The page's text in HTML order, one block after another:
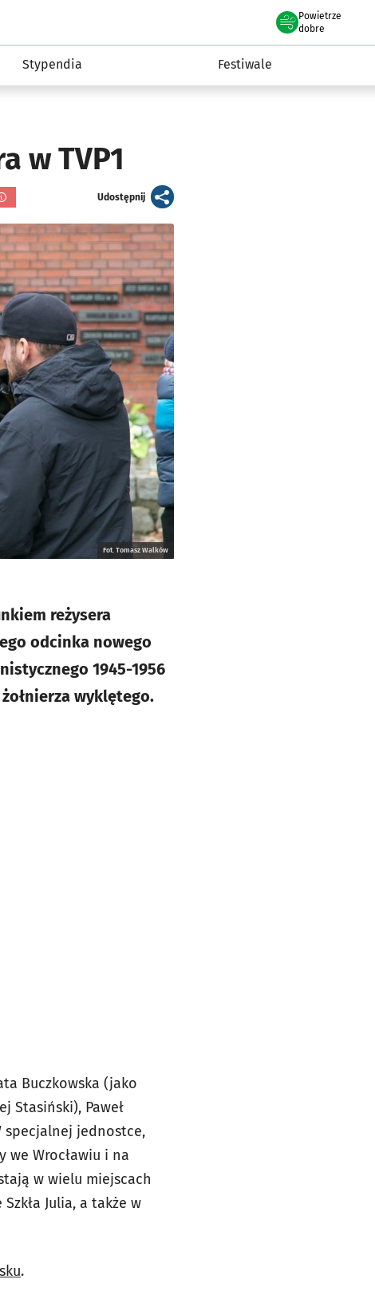
Kultura
Powietrze
we Wrocławiu
dobre
Stypendia Festiwale
w TVP1
Udostępnijartykuł
Fot. Tomasz Walków
reżysera
odcinka nowego
1945-1956
wyklętego.
Buczkowska (jako
Stasiński), Paweł
specjalnej jednostce,
we Wrocławiu i na
w wielu miejscach
Julia, a także w
.